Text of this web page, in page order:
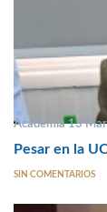
Academia 13
Pesar en la
SIN COMENTARIOS